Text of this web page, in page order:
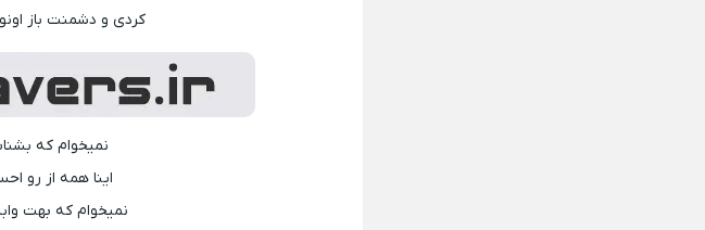
کردی و دشمنت باز اونو share کرد
نمیخوام که
اینا همه از رو
نمیخوام که بهت